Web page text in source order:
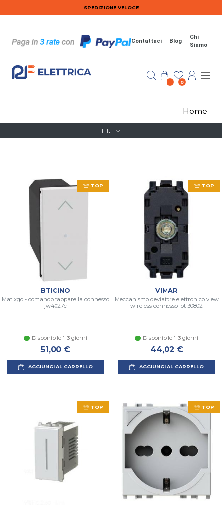
Salta al contenuto principaleSPEDIZIONE VELOCE
Contattaci Blog
Chi
Siamo
0
Home
Filtri
TOP
BTICINO
Matixgo - comando tapparella connesso
jw4027c
Disponibile 1-3 giorni
51,00 €
AGGIUNGI AL CARRELLO
TOP
VIMAR
Meccanismo deviatore elettronico view
wireless connesso iot 30802
Disponibile 1-3 giorni
44,02 €
AGGIUNGI AL CARRELLO
TOP TOP